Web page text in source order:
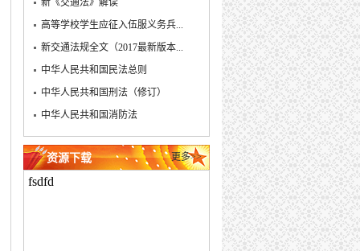
新《交通法》解读
高等学校学生应征入伍服义务兵...
新交通法规全文（2017最新版本...
中华人民共和国民法总则
中华人民共和国刑法（修订）
中华人民共和国消防法
资源下载 更多>>
fsdfd